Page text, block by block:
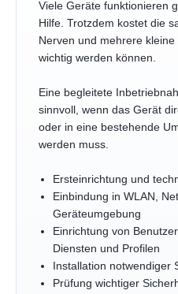
Viele Geräte funktionieren
Hilfe. Trotzdem kostet die
Nerven und mehrere
wichtig werden können.
Eine begleitete
sinnvoll, wenn das Gerät
oder in eine bestehende
werden muss.
Ersteinrichtung und
Einbindung in WLAN,
Geräteumgebung
Einrichtung von
Diensten und Profilen
Installation notwendiger
Prüfung wichtiger